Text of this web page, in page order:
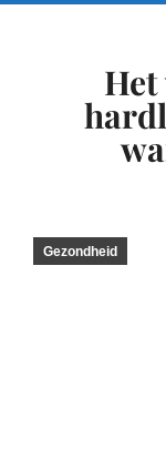
Gezondheid